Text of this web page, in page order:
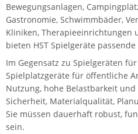
Bewegungsanlagen,
Gastronomie, Schwimmbäder,
Kliniken, Therapieeinrichtungen
bieten HST Spielgeräte passende
Im Gegensatz zu Spielgeräten
Spielplatzgeräte für öffentliche
Nutzung, hohe Belastbarkeit
Sicherheit, Materialqualität,
Sie müssen dauerhaft robust,
sein.